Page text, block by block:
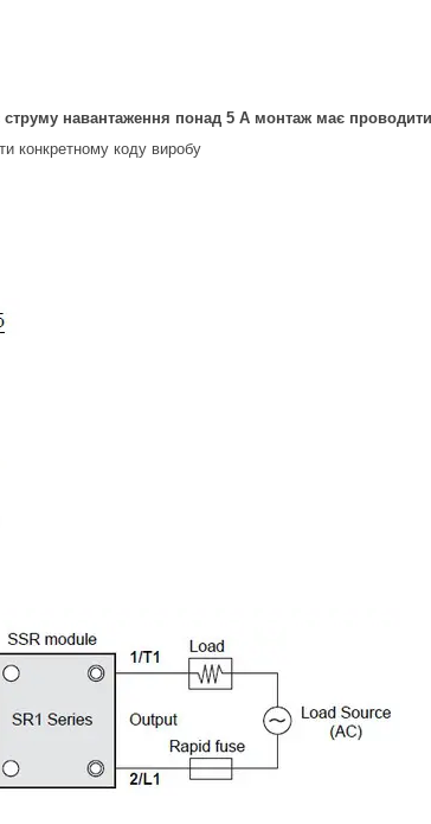
навантаження понад 5 А монтаж має
конкретному коду виробу